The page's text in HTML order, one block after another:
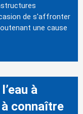
de s'affronter
une cause
à
connaître